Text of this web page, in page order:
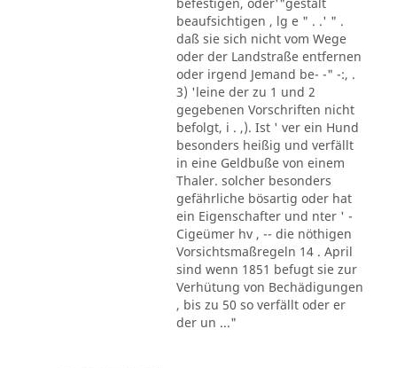
beaufsichtigen , lg e " . .' " .
daß sie sich nicht vom Wege
oder der Landstraße entfernen
oder irgend Jemand be- -" -:, .
3) 'leine der zu 1 und 2
gegebenen Vorschriften nicht
befolgt, i . ,). Ist ' ver ein Hund
besonders heißig und verfällt
in eine Geldbuße von einem
Thaler. solcher besonders
gefährliche bösartig oder hat
ein Eigenschafter und nter ' -
Cigeümer hv , -- die nöthigen
Vorsichtsmaßregeln 14 . April
sind wenn 1851 befugt sie zur
Verhütung von Bechädigungen
, bis zu 50 so verfällt oder er
der un ..."